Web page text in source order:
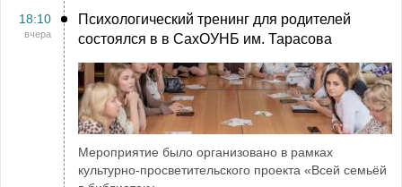
18:10
вчера
Психологический тренинг для родителей
состоялся в в СахОУНБ им. Тарасова
Мероприятие было организовано в рамках
культурно-просветительского проекта «Всей семьёй